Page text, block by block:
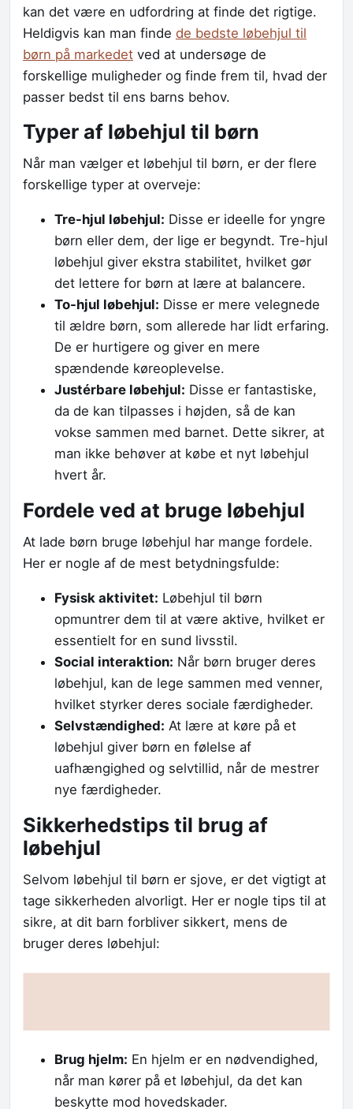
kan det være en udfordring at finde det rigtige.
Heldigvis kan man finde de bedste løbehjul til
børn på markedet ved at undersøge de
forskellige muligheder og finde frem til, hvad der
passer bedst til ens barns behov.
Typer af løbehjul til børn
Når man vælger et løbehjul til børn, er der flere
forskellige typer at overveje:
Tre-hjul løbehjul: Disse er ideelle for yngre
børn eller dem, der lige er begyndt. Tre-hjul
løbehjul giver ekstra stabilitet, hvilket gør
det lettere for børn at lære at balancere.
To-hjul løbehjul: Disse er mere velegnede
til ældre børn, som allerede har lidt erfaring.
De er hurtigere og giver en mere
spændende køreoplevelse.
Justérbare løbehjul: Disse er fantastiske,
da de kan tilpasses i højden, så de kan
vokse sammen med barnet. Dette sikrer, at
man ikke behøver at købe et nyt løbehjul
hvert år.
Fordele ved at bruge løbehjul
At lade børn bruge løbehjul har mange fordele.
Her er nogle af de mest betydningsfulde:
Fysisk aktivitet: Løbehjul til børn
opmuntrer dem til at være aktive, hvilket er
essentielt for en sund livsstil.
Social interaktion: Når børn bruger deres
løbehjul, kan de lege sammen med venner,
hvilket styrker deres sociale færdigheder.
Selvstændighed: At lære at køre på et
løbehjul giver børn en følelse af
uafhængighed og selvtillid, når de mestrer
nye færdigheder.
Sikkerhedstips til brug af
løbehjul
Selvom løbehjul til børn er sjove, er det vigtigt at
tage sikkerheden alvorligt. Her er nogle tips til at
sikre, at dit barn forbliver sikkert, mens de
bruger deres løbehjul:
Brug hjelm: En hjelm er en nødvendighed,
når man kører på et løbehjul, da det kan
beskytte mod hovedskader.